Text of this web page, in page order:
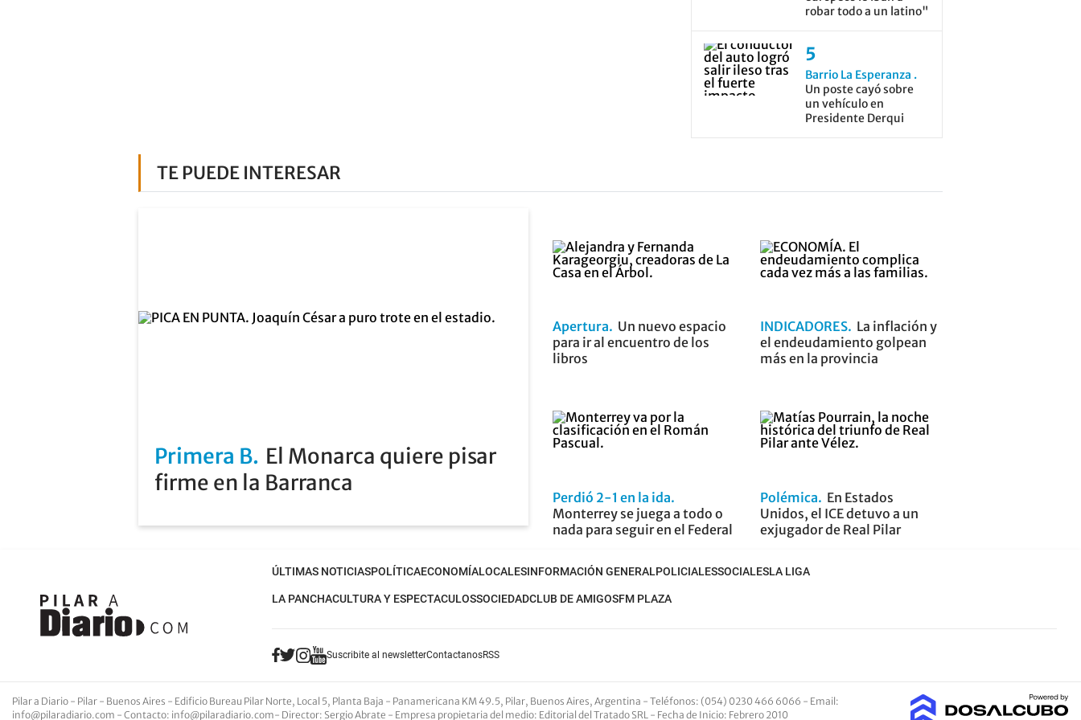
robar todo a un latino"
Barrio La Esperanza
Un poste cayó sobre
un vehículo en
Presidente Derqui
TE PUEDE INTERESAR
Primera B El Monarca quiere pisar
firme en la Barranca
Apertura
Un nuevo espacio
para ir al encuentro de los
libros
INDICADORES
La inflación y
el endeudamiento golpean
más en la provincia
Perdió 2-1 en la ida
Monterrey se juega a todo o
nada para seguir en el Federal
Polémica
En Estados
Unidos, el ICE detuvo a un
exjugador de Real Pilar
ÚLTIMAS NOTICIASPOLÍTICAECONOMÍALOCALESINFORMACIÓN GENERALPOLICIALESSOCIALESLA LIGA
LA PANCHACULTURA Y ESPECTACULOSSOCIEDADCLUB DE AMIGOSFM PLAZA
Suscribite al newsletterContactanosRSS
Pilar a Diario - Pilar - Buenos Aires - Edificio Bureau Pilar Norte, Local 5, Planta Baja - Panamericana KM 49.5, Pilar, Buenos Aires, Argentina - Teléfonos: (054) 0230 466 6066 - Email:
info@pilaradiario.com - Contacto: info@pilaradiario.com- Director: Sergio Abrate - Empresa propietaria del medio: Editorial del Tratado SRL - Fecha de Inicio: Febrero 2010